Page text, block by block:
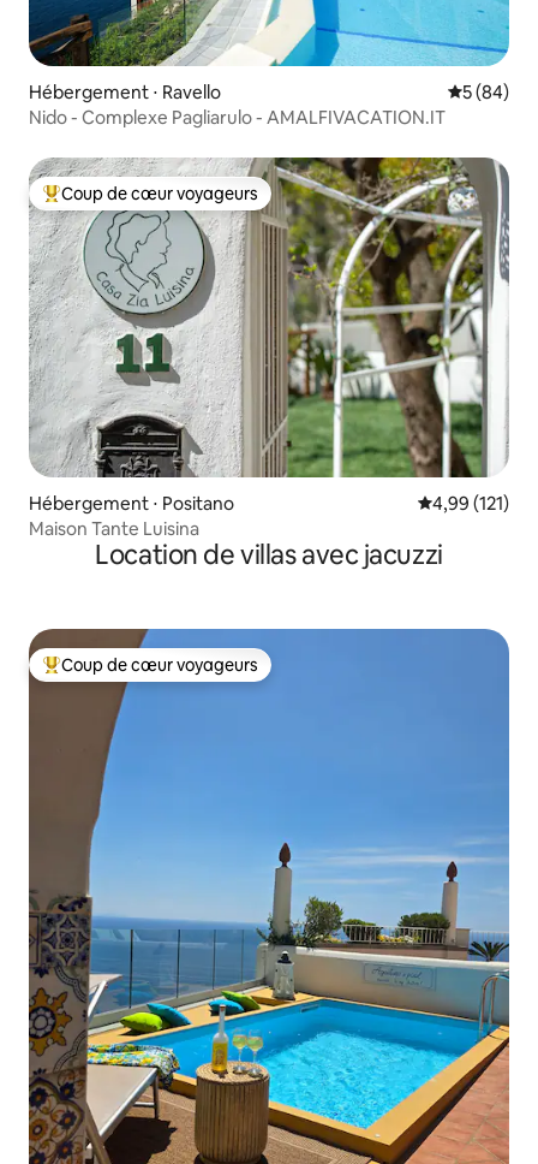
Hébergement ⋅ Ravello
5 (84)
Nido - Complexe Pagliarulo - AMALFIVACATION.IT
Coups de cœur voyageurs les plus appréciés
Coup de cœur voyageurs
Hébergement ⋅ Positano Évaluation
4,99 (121)
Maison Tante Luisina
Location de villas avec jacuzzi
Coups de cœur voyageurs les plus appréciés
Coup de cœur voyageurs